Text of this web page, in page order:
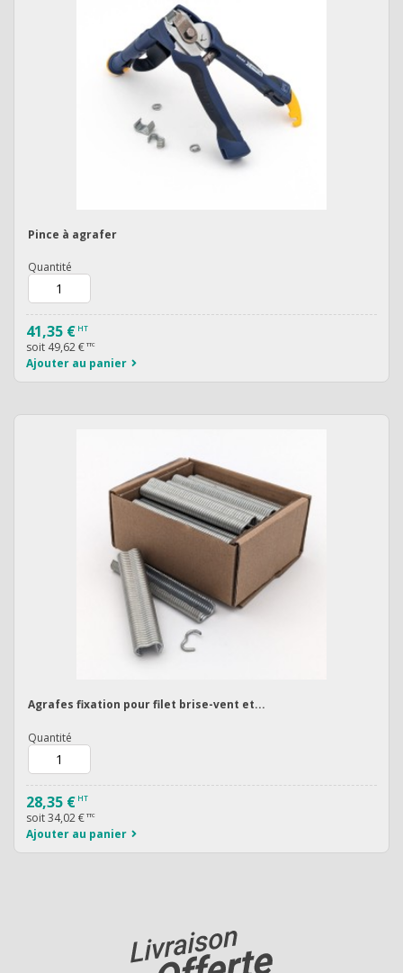
Pince à agrafer
Quantité
41,35 € HT
soit 49,62 € TTC
Ajouter au panier
Agrafes fixation pour filet brise-vent et...
Quantité
28,35 € HT
soit34,02 € TTC
Ajouter au panier